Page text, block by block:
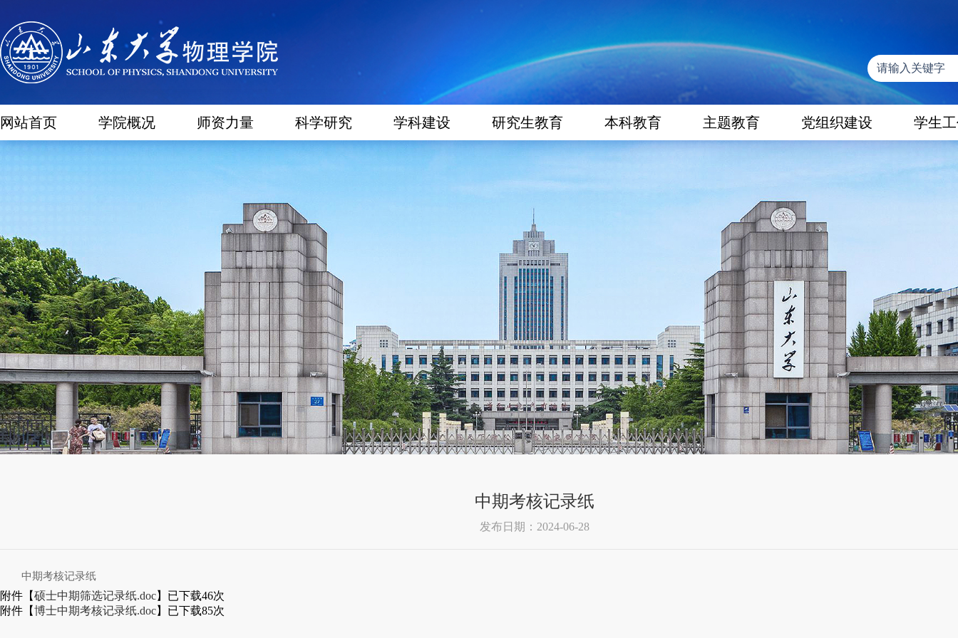
网站首页 学院概况 师资力量 科学研究 学科建设 研究生教育 本科教育 主题教育 党组织建设 学生
中期考核记录纸
发布日期：2024-06-28
中期考核记录纸
附件【硕士中期筛选记录纸.doc】已下载46次
附件【博士中期考核记录纸.doc】已下载85次